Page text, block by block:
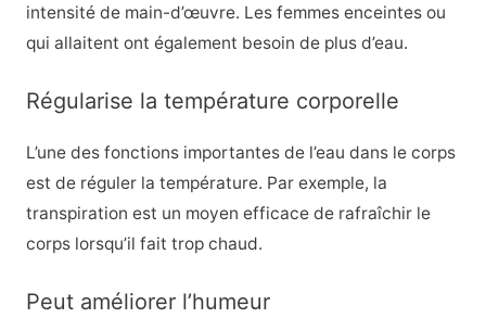
intensité de main-d’œuvre. Les femmes enceintes ou
qui allaitent ont également besoin de plus d’eau.
Régularise la température corporelle
L’une des fonctions importantes de l’eau dans le corps
est de réguler la température. Par exemple, la
transpiration est un moyen efficace de rafraîchir le
corps lorsqu’il fait trop chaud.
Peut améliorer l’humeur